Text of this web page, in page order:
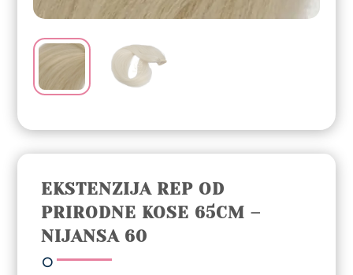
EKSTENZIJA REP OD
PRIRODNE KOSE 65CM –
NIJANSA 60